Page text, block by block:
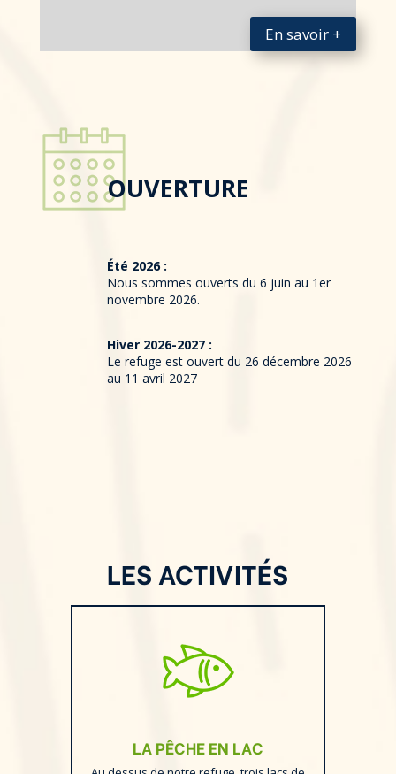
En savoir +
OUVERTURE
Été 2026 :
Nous sommes ouverts du 6 juin au 1er
novembre 2026.
Hiver 2026-2027 :
Le refuge est ouvert du 26 décembre 2026
au 11 avril 2027
LES ACTIVITÉS
LA PÊCHE EN LAC